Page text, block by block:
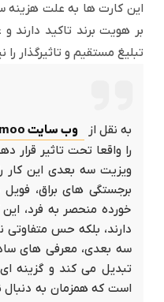
این کارت ها به علت هزینه
بر هویت برند تاکید دارند
تبلیغ مستقیم و تاثیرگذار را
به نقل از وب سایت moo
را واقعا تحت تاثیر قرار
ویزیت سه بعدی این کار
برجستگی های براق،
خورده منحصر به فرد،
دارند، بلکه حس
سه بعدی، معرفی های
تبدیل می کند و گزینه
است که همزمان به